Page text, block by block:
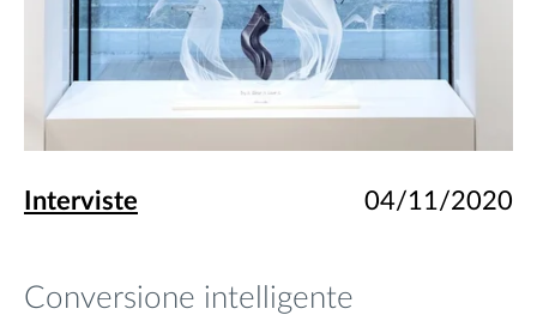
Interviste 04/11/2020
Conversione intelligente